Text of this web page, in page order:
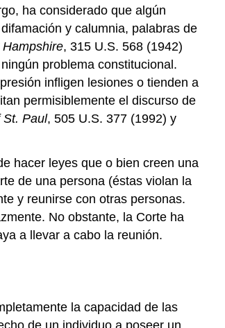
ha considerado que algún
y calumnia, palabras de
, 315 U.S. 568 (1942)
problema constitucional.
infligen lesiones o tienden a
permisiblemente el discurso de
St. Paul, 505 U.S. 377 (1992) y
hacer leyes que o bien creen una
de una persona (éstas violan la
y reunirse con otras personas.
No obstante, la Corte ha
a llevar a cabo la reunión.
la capacidad de las
de un individuo a poseer un